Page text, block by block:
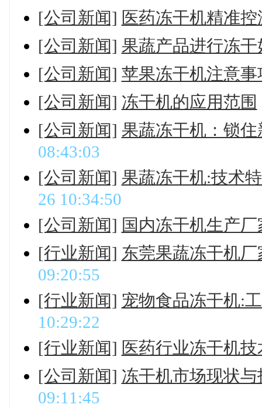
[公司新闻] 医药冻干机精准控
[公司新闻] 果蔬产品进行冻干
[公司新闻] 苹果冻干机注意事
[公司新闻] 冻干机的应用范围
[公司新闻] 果蔬冻干机：锁
08:43:03
[公司新闻] 果蔬冻干机:技术
26 10:34:50
[公司新闻] 国内冻干机生产
[行业新闻] 东莞果蔬冻干机
09:20:55
[行业新闻] 宠物食品冻干机:
10:29:22
[行业新闻] 医药行业冻干机
[公司新闻] 冻干机市场现状
09:11:45